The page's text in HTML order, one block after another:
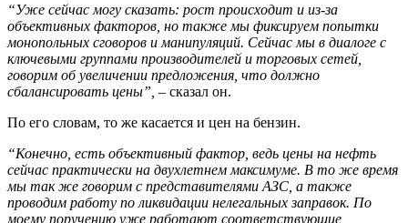
“Уже сейчас могу сказать: рост происходит и из-за
объективных факторов, но также мы фиксируем попытки
монопольных сговоров и манипуляций. Сейчас мы в диалоге с
ключевыми группами производителей и торговых сетей,
говорим об увеличении предложения, что должно
сбалансировать цены”, – сказал он.
По его словам, то же касается и цен на бензин.
“Конечно, есть объективный фактор, ведь цены на нефть
сейчас практически на двухлетнем максимуме. В то же время
мы так же говорим с представителями АЗС, а также
проводим работу по ликвидации нелегальных заправок. По
моему поручению уже работают соответствующие